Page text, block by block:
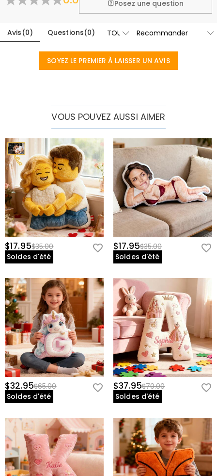
Posez une question
Avis (0) Questions(0)
SOYEZ LE PREMIER À LAISSER UN AVIS
VOUS POUVEZ AUSSI AIMER
$17.95$35.00
Soldes d'été
$17.95$35.00
Soldes d'été
$32.95$65.00
Soldes d'été
$37.95$70.00
Soldes d'été